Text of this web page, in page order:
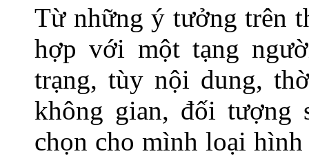
Từ những ý tưởng trên
hợp với một tạng
trạng, tùy nội dung,
không gian, đối tượng
chọn cho mình loại